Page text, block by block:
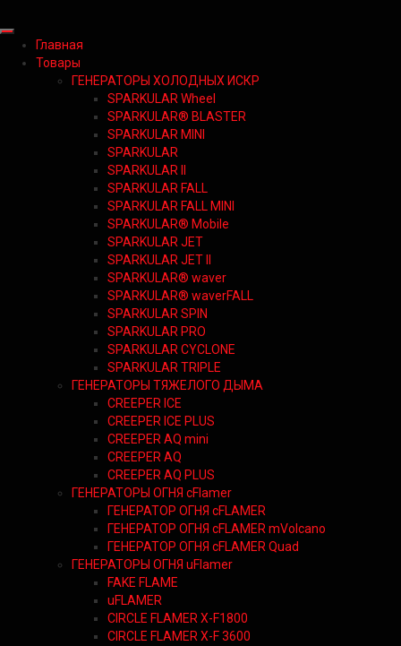
Главная
Товары
ГЕНЕРАТОРЫ ХОЛОДНЫХ ИСКР
SPARKULAR Wheel
SPARKULAR® BLASTER
SPARKULAR MINI
SPARKULAR
SPARKULAR II
SPARKULAR FALL
SPARKULAR FALL MINI
SPARKULAR® Mobile
SPARKULAR JET
SPARKULAR JET II
SPARKULAR® waver
SPARKULAR® waverFALL
SPARKULAR SPIN
SPARKULAR PRO
SPARKULAR CYCLONE
SPARKULAR TRIPLE
ГЕНЕРАТОРЫ ТЯЖЕЛОГО ДЫМА
CREEPER ICE
CREEPER ICE PLUS
CREEPER AQ mini
CREEPER AQ
CREEPER AQ PLUS
ГЕНЕРАТОРЫ ОГНЯ cFlamer
ГЕНЕРАТОР ОГНЯ сFLAMER
ГЕНЕРАТОР ОГНЯ сFLAMER mVolcano
ГЕНЕРАТОР ОГНЯ сFLAMER Quad
ГЕНЕРАТОРЫ ОГНЯ uFlamer
FAKE FLAME
uFLAMER
CIRCLE FLAMER X-F1800
CIRCLE FLAMER X-F 3600